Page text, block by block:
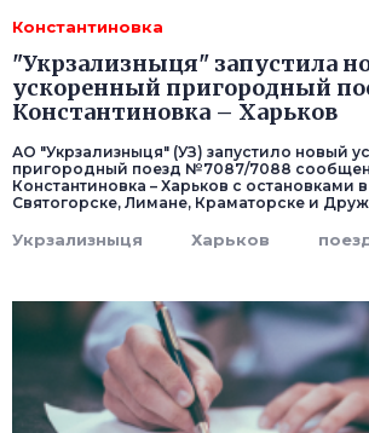
Константиновка
"Укрзализныця" запустила
ускоренный пригородный
Константиновка – Харьков
АО "Укрзализныця" (УЗ) запустило новый
пригородный поезд №7087/7088
Константиновка – Харьков с остановками
Святогорске, Лимане, Краматорске и
Укрзализныця Харьков